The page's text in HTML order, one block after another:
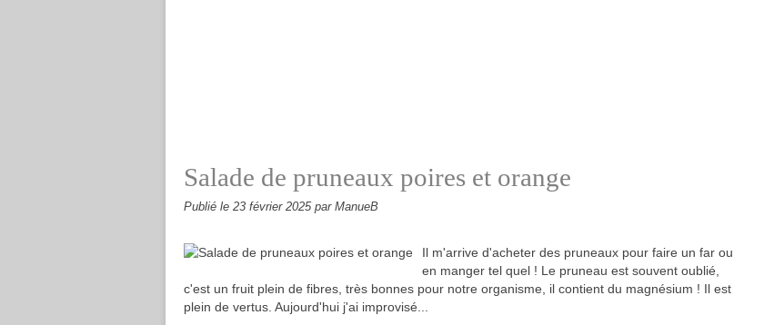
Salade de pruneaux poires et orange
Publié le 23 février 2025 par ManueB
Il m'arrive d'acheter des pruneaux pour faire un far ou
en manger tel quel ! Le pruneau est souvent oublié,
c'est un fruit plein de fibres, très bonnes pour notre organisme, il contient du magnésium ! Il est
plein de vertus. Aujourd'hui j'ai improvisé...